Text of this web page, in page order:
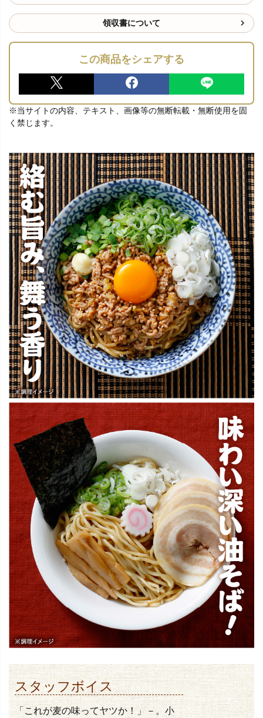
領収書について
この商品をシェアする
※当サイトの内容、テキスト、画像等の無断転載・無断使用を固
く禁じます。
スタッフボイス
「これが麦の味ってヤツか！」－。小